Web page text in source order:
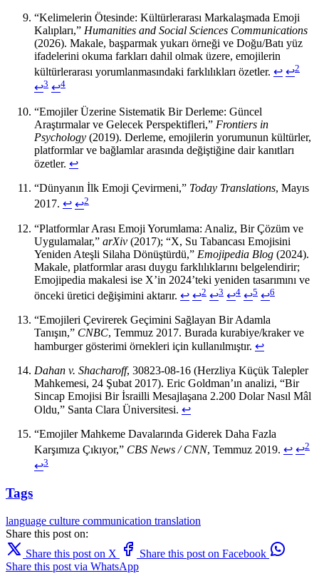
“Kelimelerin Ötesinde: Kültürlerarası Markalaşmada Emoji
Kalıpları,” Humanities and Social Sciences Communications
(2026). Makale, başparmak yukarı örneği ve Doğu/Batı yüz
ifadelerini okuma farkları dahil olmak üzere, emojilerin
kültürlerarası yorumlanmasındaki farklılıkları özetler. ↩ ↩2
↩3 ↩4
“Emojiler Üzerine Sistematik Bir Derleme: Güncel
Araştırmalar ve Gelecek Perspektifleri,” Frontiers in
Psychology (2019). Derleme, emojilerin yorumunun kültürler,
platformlar ve bağlamlar arasında değiştiğine dair kanıtları
özetler. ↩
“Dünyanın İlk Emoji Çevirmeni,” Today Translations, Mayıs
2017. ↩ ↩2
“Platformlar Arası Emoji Yorumlama: Analiz, Bir Çözüm ve
Uygulamalar,” arXiv (2017); “X, Su Tabancası Emojisini
Yeniden Ateşli Silaha Dönüştürdü,” Emojipedia Blog (2024).
Makale, platformlar arası duygu farklılıklarını belgelendirir;
Emojipedia makalesi ise X’in 2024’teki yeniden tasarımını ve
önceki üretici değişimini aktarır. ↩ ↩2 ↩3 ↩4 ↩5 ↩6
“Emojileri Çevirerek Geçimini Sağlayan Bir Adamla
Tanışın,” CNBC, Temmuz 2017. Burada kurabiye/kraker ve
hamburger gösterimi örnekleri için kullanılmıştır. ↩
Dahan v. Shacharoff, 30823-08-16 (Herzliya Küçük Talepler
Mahkemesi, 24 Şubat 2017). Eric Goldman’ın analizi, “Bir
Sincap Emojisi Bir İsrailli Mesajlaşana 2.200 Dolar Nasıl Mâl
Oldu,” Santa Clara Üniversitesi. ↩
“Emojiler Mahkeme Davalarında Giderek Daha Fazla
Karşımıza Çıkıyor,” CBS News / CNN, Temmuz 2019. ↩ ↩2
↩3
Tags
language culture communication translation
Share this post on:
Share this post on X
Share this post on Facebook
Share this post via WhatsApp